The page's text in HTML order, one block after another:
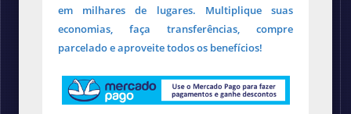
em milhares de lugares. Multiplique suas
economias, faça transferências, compre
parcelado e aproveite todos os benefícios!